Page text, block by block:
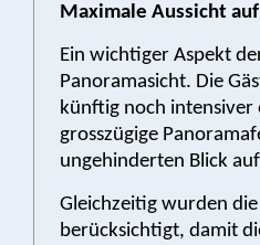
Maximale Aussicht
Ein wichtiger Aspekt
Panoramasicht. Die
künftig noch intensiver
grosszügige
ungehinderten Blick
Gleichzeitig wurden
berücksichtigt, damit